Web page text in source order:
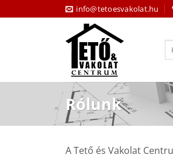
to
info@tetoesvakolat.hu
Rólunk
A Tető és Vakolat